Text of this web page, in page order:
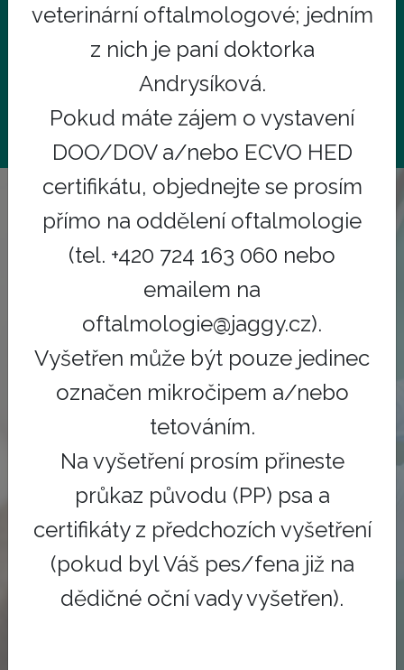
INFO
První volba zákazníků a
veterinářů
VETINO je profesionální servisní platforma,
která buduje síť specializovaných veterinárních
klinik v České republice.
Kontakt
veterinární oftalmologové; jedním
z nich je paní doktorka
Andrysíková.
Pokud máte zájem o vystavení
DOO/DOV a/nebo ECVO HED
certifikátu, objednejte se prosím
přímo na oddělení oftalmologie
(tel. +420 724 163 060 nebo
emailem na
oftalmologie@jaggy.cz).
Vyšetřen může být pouze jedinec
označen mikročipem a/nebo
tetováním.
Na vyšetření prosím přineste
průkaz původu (PP) psa a
certifikáty z předchozích vyšetření
(pokud byl Váš pes/fena již na
dědičné oční vady vyšetřen).